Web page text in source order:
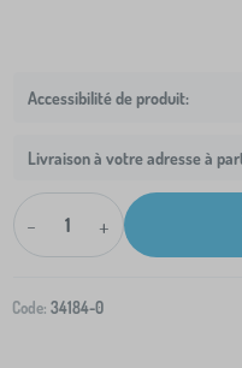
Livraison à votre adresse à
- +
Code: 34184-0